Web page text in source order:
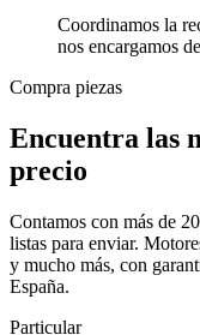
Coordinamos la
nos encargamos
Compra piezas
Encuentra las
precio
Contamos con más de
listas para enviar.
y mucho más, con
España.
Particular